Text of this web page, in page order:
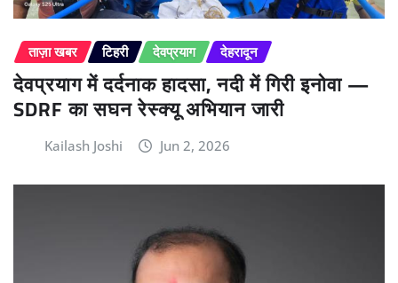
ताज़ा खबर टिहरी देवप्रयाग देहरादून
देवप्रयाग में दर्दनाक हादसा, नदी में गिरी इनोवा —
SDRF का सघन रेस्क्यू अभियान जारी
Kailash Joshi Jun 2, 2026